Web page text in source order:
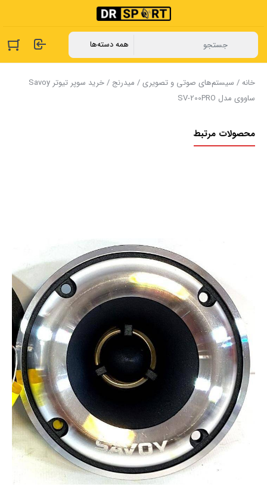
خانه/ سیستم‌های صوتی و تصویری/ میدرنج
/ خرید سوپر تیوتر Savoy
ساووی مدل SV-200PRO
محصولات مرتبط